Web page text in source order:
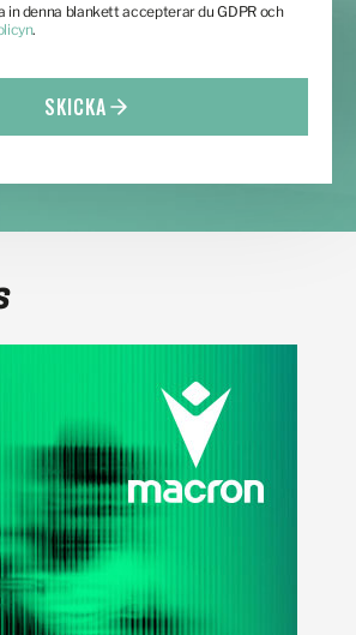
in denna blankett accepterar du GDPR och
.
SKICKA